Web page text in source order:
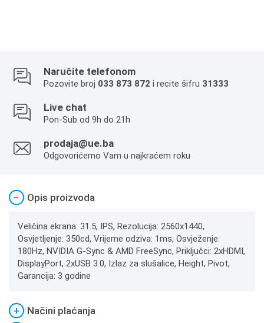
Naručite telefonom
Pozovite broj 033 873 872 i recite šifru 31333
Live chat
Pon-Sub od 9h do 21h
prodaja@ue.ba
Odgovorićemo Vam u najkraćem roku
− Opis proizvoda
Veličina ekrana: 31.5, IPS, Rezolucija: 2560x1440,
Osvjetljenje: 350cd, Vrijeme odziva: 1ms, Osvježenje:
180Hz, NVIDIA G-Sync & AMD FreeSync, Priključci: 2xHDMI,
DisplayPort, 2xUSB 3.0, Izlaz za slušalice, Height, Pivot,
Garancija: 3 godine
+
Načini plaćanja